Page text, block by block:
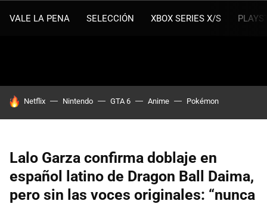
VALE LA PENA SELECCIÓN XBOX SERIES X/S
HOY SE HABLA DE
Netflix Nintendo GTA 6 Anime Pokémon
Lalo Garza confirma doblaje en
español latino de Dragon Ball Daima,
pero sin las voces originales: “nunca